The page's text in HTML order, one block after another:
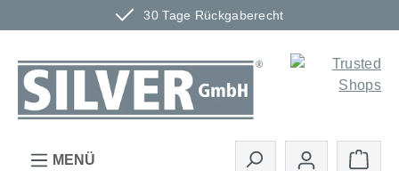
30 Tage Rückgaberecht
Zum Hauptinhalt springen
MENÜ